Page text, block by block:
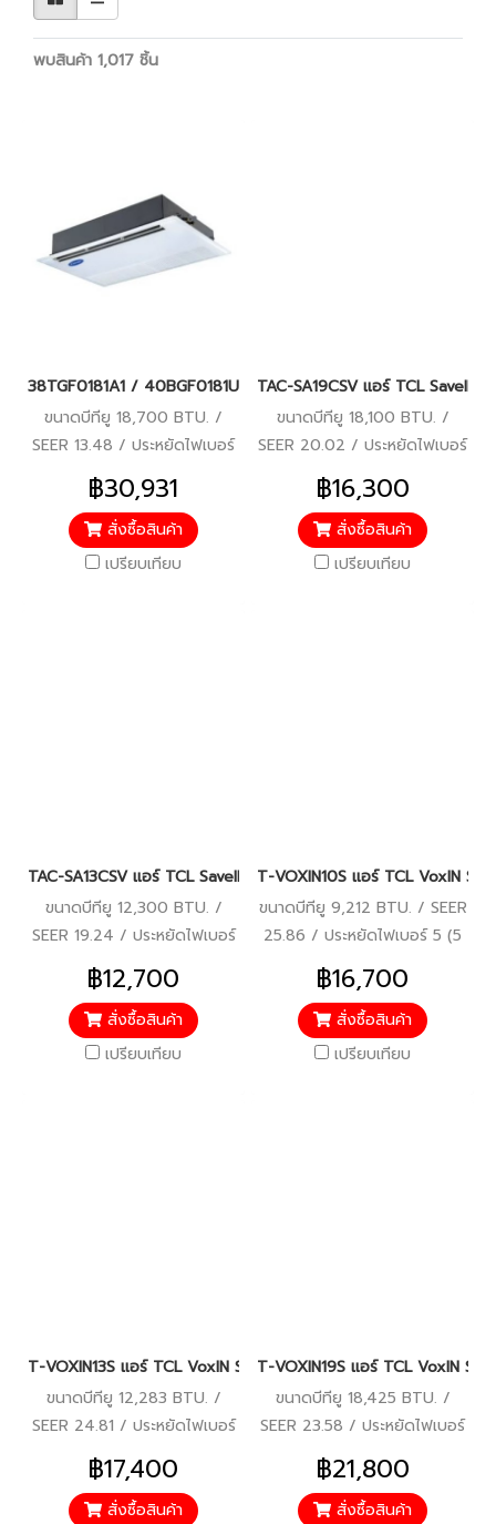
พบสินค้า 1,017 ชิ้น
38TGF0181A1 / 40BGF0181UP (220V.) แอร์แคเรียร์ รุ่นฝังฝ้า 1
ขนาดบีทียู 18,700 BTU. /
SEER 13.48 / ประหยัดไฟเบอร์
5 / 220V. / รับประกัน
คอมเพรสเซอร์ 7 ปี, อะไหล่ 2 ปี
฿30,931
สั่งซื้อสินค้า
เปรียบเทียบ
TAC-SA19CSV แอร์ TCL
ขนาดบีทียู 18,100 BTU. /
SEER 20.02 / ประหยัดไฟเบอร์
5 (1 ดาว) / รับประกัน
คอมเพรสเซอร์ 10 ปี/แผงคอยล์
ร้อน-คอยล์เย็น 5 ปี/อะไหล่
ภายในตัวเครื่อง 5 ปี
฿16,300
สั่งซื้อสินค้า
เปรียบเทียบ
TAC-SA13CSV แอร์ TCL SaveIN 12,300 BTU. AI Inverter น้ำยา
ขนาดบีทียู 12,300 BTU. /
SEER 19.24 / ประหยัดไฟเบอร์
5 (1 ดาว) / รับประกัน
คอมเพรสเซอร์ 10 ปี/แผงคอยล์
ร้อน-คอยล์เย็น 5 ปี/อะไหล่
ภายในตัวเครื่อง 5 ปี
฿12,700
สั่งซื้อสินค้า
เปรียบเทียบ
T-VOXIN10S แอร์ TCL VoxIN
ขนาดบีทียู 9,212 BTU. / SEER
25.86 / ประหยัดไฟเบอร์ 5 (5
ดาว) / รับประกันคอมเพรสเซอร์
10 ปี/แผงคอยล์ร้อน-คอยล์เย็น
5 ปี/อะไหล่ภายในตัวเครื่อง 5 ปี
฿16,700
สั่งซื้อสินค้า
เปรียบเทียบ
T-VOXIN13S แอร์ TCL VoxIN Series #สั่งงานด้วยเสียง #Wi-Fi
ขนาดบีทียู 12,283 BTU. /
SEER 24.81 / ประหยัดไฟเบอร์
5 (5 ดาว) / รับประกัน
คอมเพรสเซอร์ 10 ปี/แผงคอยล์
ร้อน-คอยล์เย็น 5 ปี/อะไหล่
฿17,400
สั่งซื้อสินค้า
T-VOXIN19S แอร์ TCL VoxIN
ขนาดบีทียู 18,425 BTU. /
SEER 23.58 / ประหยัดไฟเบอร์
5 (4 ดาว) / รับประกัน
คอมเพรสเซอร์ 10 ปี/แผงคอยล์
ร้อน-คอยล์เย็น 5 ปี/อะไหล่
฿21,800
สั่งซื้อสินค้า